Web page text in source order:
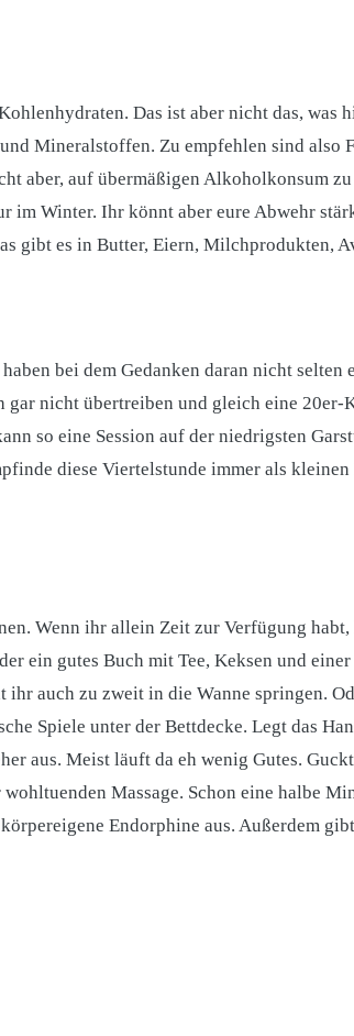
Das ist aber nicht das, was
Mineralstoffen. Zu empfehlen sind also
aber, auf übermäßigen Alkoholkonsum
im Winter. Ihr könnt aber eure Abwehr
gibt es in Butter, Eiern, Milchprodukten,
bei dem Gedanken daran nicht selten
nicht übertreiben und gleich eine 20er-
so eine Session auf der niedrigsten
diese Viertelstunde immer als kleinen
Wenn ihr allein Zeit zur Verfügung
ein gutes Buch mit Tee, Keksen und
ihr auch zu zweit in die Wanne springen.
Spiele unter der Bettdecke. Legt das
aus. Meist läuft da eh wenig Gutes.
Massage. Schon eine halbe
Endorphine aus. Außerdem